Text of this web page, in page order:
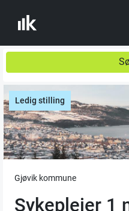
Ledig stilling
Gjøvik kommune
Sykepleier 1